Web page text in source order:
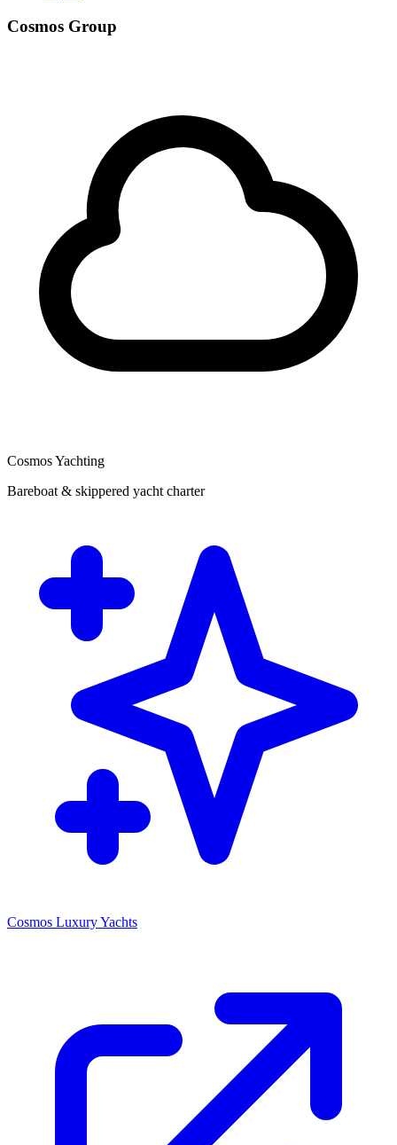
Cosmos Group
Cosmos Yachting
Bareboat & skippered yacht charter
Cosmos Luxury Yachts